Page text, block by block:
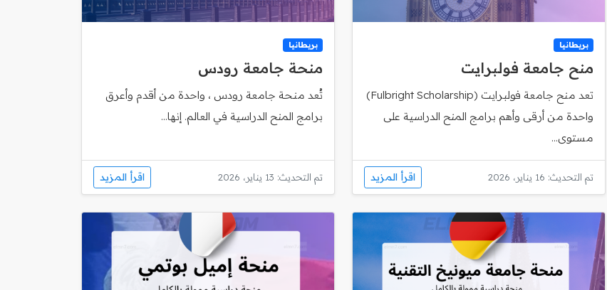
بريطانيا
منح جامعة فولبرايت
تعد منح جامعة فولبرايت (Fulbright Scholarship)
واحدة من أرقى وأهم برامج المنح الدراسية على
مستوى...
تم التحديث: 16 يناير، 2026 اقرأ المزيد
بريطانيا
منحة جامعة رودس
تُعد منحة جامعة رودس ، واحدة من أقدم وأعرق
برامج المنح الدراسية في العالم. إنها...
تم التحديث: 13 يناير، 2026 اقرأ المزيد